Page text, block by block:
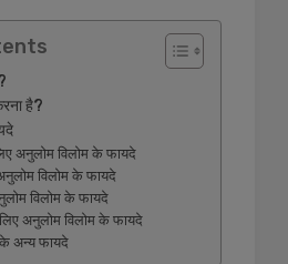
है?
अनुलोम विलोम के फायदे
विलोम के फायदे
विलोम के फायदे
अनुलोम विलोम के फायदे
अन्य फायदे